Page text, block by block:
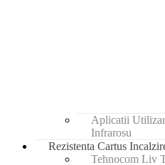
Aplicatii
Infrarosu
Rezistenta Cartus
Tehnocom Liv